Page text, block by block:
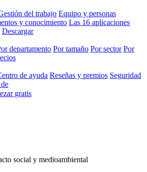
del trabajo Equipo y personas
y conocimiento Las 16 aplicaciones
Descargar
departamento Por tamaño Por sector Por
de ayuda Reseñas y premios Seguridad
gratis
social y medioambiental